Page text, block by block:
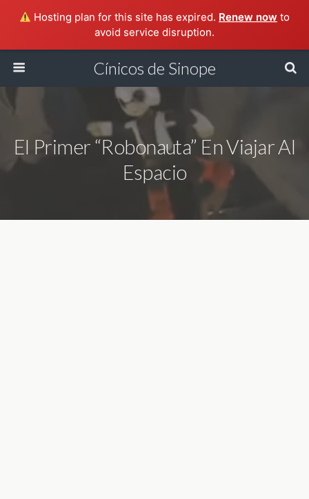
Hosting plan for this site has expired. Renew now to
avoid service disruption.
Cínicos de Sinope
El Primer “robonauta” En Viajar Al
Espacio